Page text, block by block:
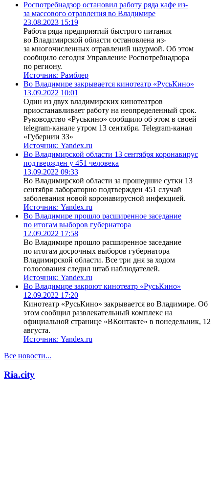
Роспотребнадзор остановил работу ряда кафе из-
за массового отравления во Владимире
23.08.2023 15:19
Работа ряда предприятий быстрого питания
во Владимирской области остановлена из-
за многочисленных отравлений шаурмой. Об этом
сообщило сегодня Управление Роспотребнадзора
по региону.
Источник: Рамблер
Во Владимире закрывается кинотеатр «РусьКино»
13.09.2022 10:01
Один из двух владимирских кинотеатров
приостанавливает работу на неопределенный срок.
Руководство «Руськино» сообщило об этом в своей
telegram-канале утром 13 сентября. Telegram-канал
«Губернии 33»
Источник: Yandex.ru
Во Владимирской области 13 сентября коронавирус
подтвержден у 451 человека
13.09.2022 09:33
Во Владимирской области за прошедшие сутки 13
сентября лабораторно подтвержден 451 случай
заболевания новой коронавирусной инфекцией.
Источник: Yandex.ru
Во Владимире прошло расширенное заседание
по итогам выборов губернатора
12.09.2022 17:58
Во Владимире прошло расширенное заседание
по итогам досрочных выборов губернатора
Владимирской области. Все три дня за ходом
голосования следил штаб наблюдателей.
Источник: Yandex.ru
Во Владимире закроют кинотеатр «РусьКино»
12.09.2022 17:20
Кинотеатр «РусьКино» закрывается во Владимире. Об
этом сообщил развлекательный комплекс на
официальной странице «ВКонтакте» в понедельник, 12
августа.
Источник: Yandex.ru
Все новости...
Ria.city